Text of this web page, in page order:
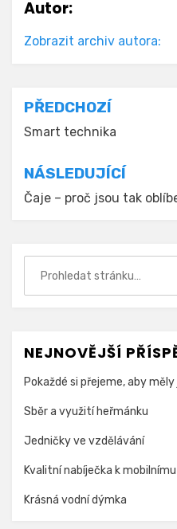
Autor:
Zobrazit archiv autora:
Navigace
pro
příspěvek
PŘEDCHOZÍ
Smart technika
NÁSLEDUJÍCÍ
Čaje – proč jsou tak
NEJNOVĚJŠÍ
Pokaždé si přejeme, aby
Sběr a využití heřmánku
Jedničky ve vzdělávání
Kvalitní nabíječka k
Krásná vodní dýmka